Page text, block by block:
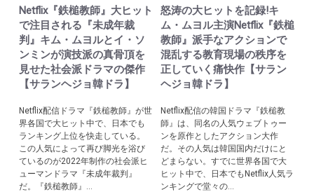
Netflix『鉄槌教師』大ヒット
で注目される『未成年裁
判』キム・ムヨルとイ・ソ
ンミンが演技派の真骨頂を
見せた社会派ドラマの傑作
【サランヘジョ韓ドラ】
Netflix配信ドラマ『鉄槌教師』が世
界各国で大ヒット中で、日本でも
ランキング上位を快走している。
この人気によって再び脚光を浴び
ているのが2022年制作の社会派ヒ
ューマンドラマ『未成年裁判』
だ。『鉄槌教師』...
怒涛の大ヒットを記録!キ
ム・ムヨル主演Netflix『鉄槌
教師』派手なアクションで
混乱する教育現場の秩序を
正していく痛快作【サラン
ヘジョ韓ドラ】
Netflix配信の韓国ドラマ『鉄槌教
師』は、同名の人気ウェブトゥー
ンを原作としたアクション大作
だ。その人気は韓国国内だけにと
どまらない。すでに世界各国で大
ヒット中で、日本でもNetflix人気ラ
ンキングで堂々の...